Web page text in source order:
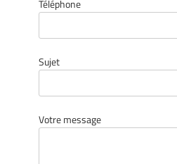
Téléphone
Sujet
Votre message